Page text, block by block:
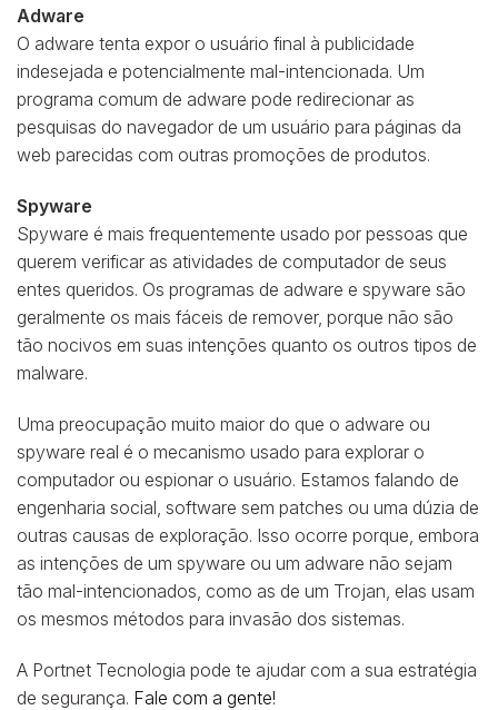
Adware
O adware tenta expor o usuário final à publicidade
indesejada e potencialmente mal-intencionada. Um
programa comum de adware pode redirecionar as
pesquisas do navegador de um usuário para páginas da
web parecidas com outras promoções de produtos.
Spyware
Spyware é mais frequentemente usado por pessoas que
querem verificar as atividades de computador de seus
entes queridos. Os programas de adware e spyware são
geralmente os mais fáceis de remover, porque não são
tão nocivos em suas intenções quanto os outros tipos de
malware.
Uma preocupação muito maior do que o adware ou
spyware real é o mecanismo usado para explorar o
computador ou espionar o usuário. Estamos falando de
engenharia social, software sem patches ou uma dúzia de
outras causas de exploração. Isso ocorre porque, embora
as intenções de um spyware ou um adware não sejam
tão mal-intencionados, como as de um Trojan, elas usam
os mesmos métodos para invasão dos sistemas.
A Portnet Tecnologia pode te ajudar com a sua estratégia
de segurança. Fale com a gente!